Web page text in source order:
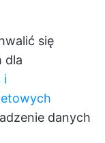
się
dla
i
danych